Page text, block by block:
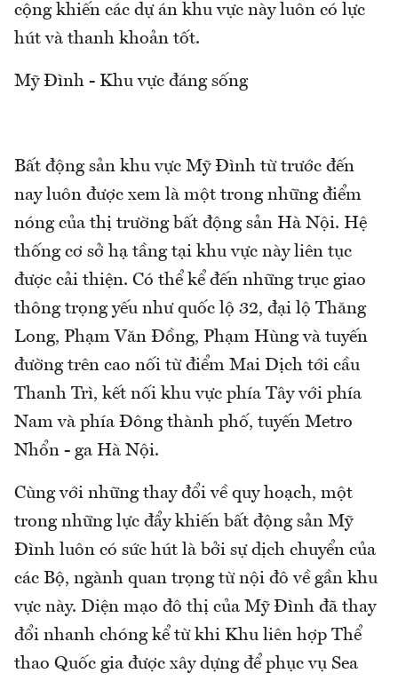
cộng khiến các dự án khu vực này luôn có lực
hút và thanh khoản tốt.
Mỹ Đình - Khu vực đáng sống
Bất động sản khu vực Mỹ Đình từ trước đến
nay luôn được xem là một trong những điểm
nóng của thị trường bất động sản Hà Nội. Hệ
thống cơ sở hạ tầng tại khu vực này liên tục
được cải thiện. Có thể kể đến những trục giao
thông trọng yếu như quốc lộ 32, đại lộ Thăng
Long, Phạm Văn Đồng, Phạm Hùng và tuyến
đường trên cao nối từ điểm Mai Dịch tới cầu
Thanh Trì, kết nối khu vực phía Tây với phía
Nam và phía Đông thành phố, tuyến Metro
Nhổn - ga Hà Nội.
Cùng với những thay đổi về quy hoạch, một
trong những lực đẩy khiến bất động sản Mỹ
Đình luôn có sức hút là bởi sự dịch chuyển của
các Bộ, ngành quan trọng từ nội đô về gần khu
vực này. Diện mạo đô thị của Mỹ Đình đã thay
đổi nhanh chóng kể từ khi Khu liên hợp Thể
thao Quốc gia được xây dựng để phục vụ Sea